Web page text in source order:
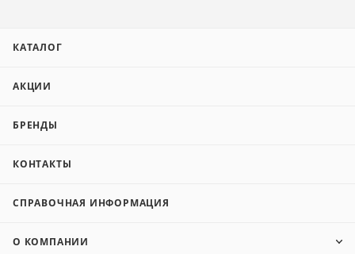
КАТАЛОГ
АКЦИИ
БРЕНДЫ
КОНТАКТЫ
СПРАВОЧНАЯ ИНФОРМАЦИЯ
О КОМПАНИИ